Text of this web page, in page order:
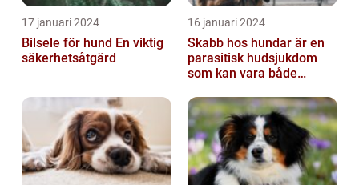
17 januari 2024
Bilsele för hund En viktig
säkerhetsåtgärd
16 januari 2024
Skabb hos hundar är en
parasitisk hudsjukdom
som kan vara både
för våra fy...